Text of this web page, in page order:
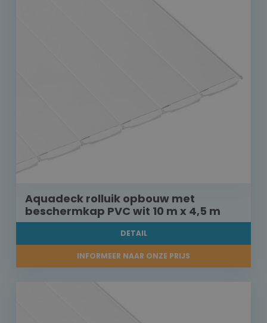
Aquadeck rolluik opbouw met
beschermkap PVC wit 10 m x 4,5 m
DETAIL
INFORMEER NAAR ONZE PRIJS